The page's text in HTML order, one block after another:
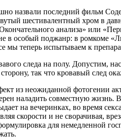
назвали последний фильм
шестивалентный хром в
анализа» или
особый поджанр: в ромкоме
теперь испытываем к
следа на полу. Допустим,
так что кровавый след
из неожиданной фотогении
наладить совместную жизнь.
на вечеринках, во время
скорости и не сворачивая,
для немедленной